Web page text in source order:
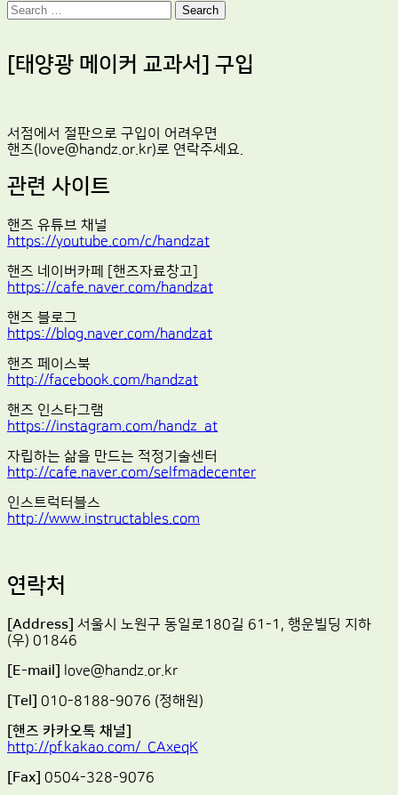
Search
[태양광 메이커 교과서] 구입
서점에서 절판으로 구입이 어려우면
핸즈(love@handz.or.kr)로 연락주세요.
관련 사이트
핸즈 유튜브 채널
https://youtube.com/c/handzat
핸즈 네이버카페 [핸즈자료창고]
https://cafe.naver.com/handzat
핸즈 블로그
https://blog.naver.com/handzat
핸즈 페이스북
http://facebook.com/handzat
핸즈 인스타그램
https://instagram.com/handz_at
자립하는 삶을 만드는 적정기술센터
http://cafe.naver.com/selfmadecenter
인스트럭터블스
http://www.instructables.com
연락처
[Address] 서울시 노원구 동일로180길 61-1, 행운빌딩 지하
(우) 01846
[E-mail] love@handz.or.kr
[Tel] 010-8188-9076 (정해원)
[핸즈 카카오톡 채널]
http://pf.kakao.com/_CAxeqK
[Fax] 0504-328-9076